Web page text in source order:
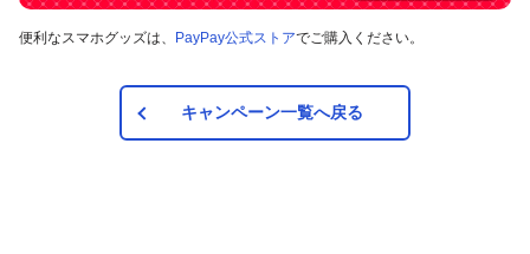
便利なスマホグッズは、 PayPay公式ストアでご購入ください。
キャンペーン一覧へ戻る